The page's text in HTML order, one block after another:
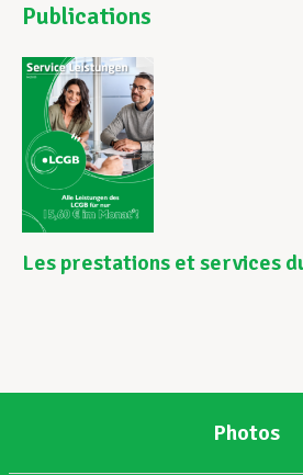
Publications
Les prestations et services
Photos